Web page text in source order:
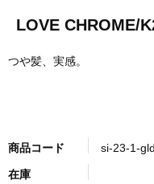
LOVE CHROME/
つや髪、実感。
商品コード si-23-1-gld
在庫